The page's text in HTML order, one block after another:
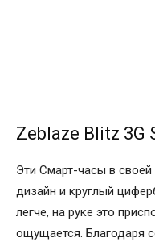
Zeblaze Blitz 3G
Эти Смарт-часы в своей
дизайн и круглый
легче, на руке это
ощущается. Благодаря